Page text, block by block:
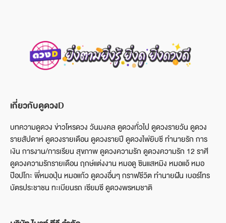
เกี่ยวกับดูดวงD
บทความดูดวง ข่าวโหรดวง วันมงคล ดูดวงทั่วไป ดูดวงรายวัน ดูดวง
รายสัปดาห์ ดูดวงรายเดือน ดูดวงรายปี ดูดวงไพ่ยิบซี ทำนายรัก การ
เงิน การงาน/การเรียน สุขภาพ ดูดวงความรัก ดูดวงความรัก 12 ราศี
ดูดวงความรักรายเดือน ฤกษ์แต่งงาน หมอดู ซินแสหมิง หมอแอ้ หมอ
ป๊อปโกะ พี่หมอปุ่น หมอแก้ว ดูดวงอื่นๆ กราฟชีวิต ทำนายฝัน เบอร์โทร
บัตรประชาชน ทะเบียนรถ เซียมซี ดูดวงพรหมชาติ